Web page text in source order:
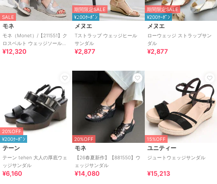
SALE
モネ
モネ（Monet）/【211551】ク
ロスベルト ウェッジソールサ
ンダル（バックベルト・軽
¥12,320
期間限定SALE
¥200ｸｰﾎﾟﾝ
メヌエ
Tストラップ ウェッジヒール
サンダル
¥2,877
期間限定SALE
¥200ｸｰﾎﾟﾝ
メヌエ
ローウェッジ ストラップサン
ダル
¥2,877
20%OFF
¥200ｸｰﾎﾟﾝ
テーン
テーン tehen 大人の厚底ウェ
ッジサンダル
¥6,160
20%OFF
モネ
【26春夏新作】【881550】ウ
ェッジサンダル
¥14,080
15%OFF
ユニティー
ジュートウェッジサンダル
¥15,213